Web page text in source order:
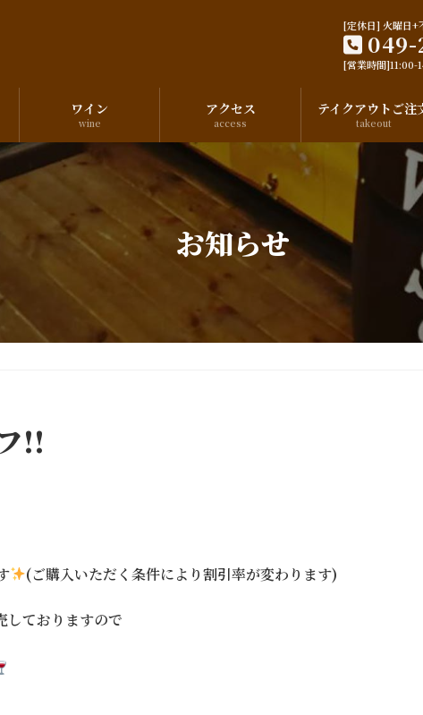
[定休日] 火曜日+
[営業時間]11:00-
ワイン
wine
アクセス
access
テイクアウトご注
takeout
お知らせ
!!
(ご購入いただく条件により割引率が変わります)
しておりますので